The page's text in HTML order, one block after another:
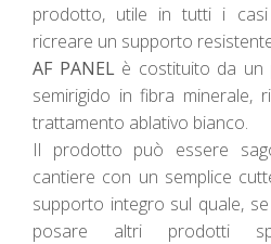
prodotto, utile in tutti i
ricreare un supporto
AF PANEL è costituito da un
semirigido in fibra minerale,
trattamento ablativo bianco.
Il prodotto può essere
cantiere con un semplice
supporto integro sul quale,
posare altri prodotti